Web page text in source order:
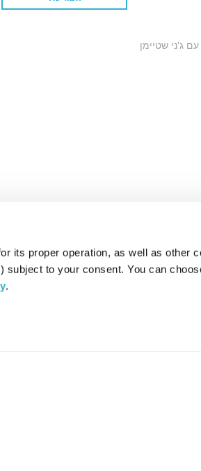
its proper operation, as well as other
to your consent. You can
.
עם ג'ני שטיימן